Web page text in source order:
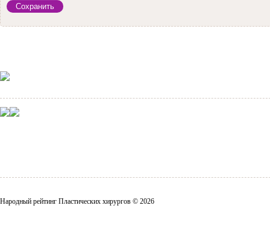
Народный рейтинг Пластических хирургов © 2026